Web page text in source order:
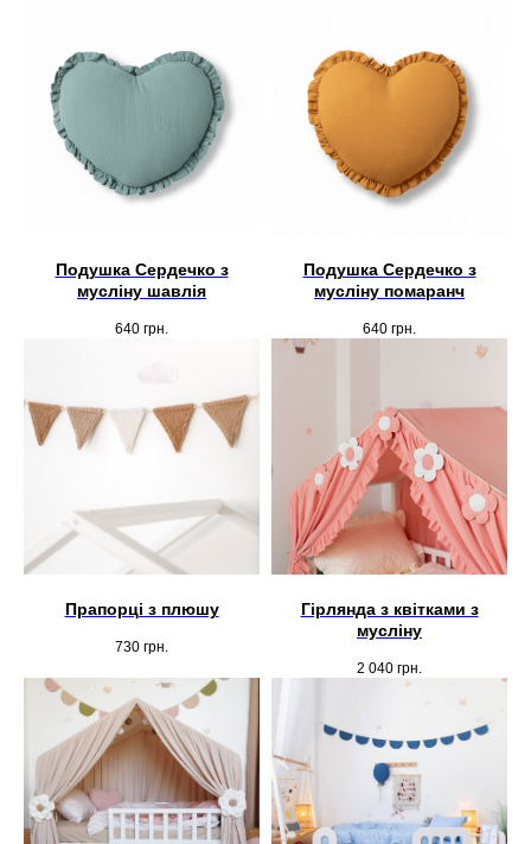
Подушка Сердечко з
мусліну шавлія
640 грн.
Подушка Сердечко з
мусліну помаранч
640 грн.
Прапорці з плюшу
730 грн.
Гірлянда з квітками з
мусліну
2 040 грн.